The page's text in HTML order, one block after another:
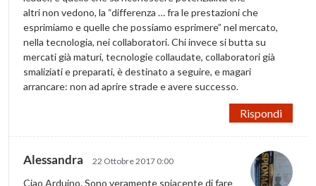
altri non vedono, la “differenza … fra le prestazioni che
esprimiamo e quelle che possiamo esprimere” nel mercato,
nella tecnologia, nei collaboratori. Chi invece si butta su
mercati già maturi, tecnologie collaudate, collaboratori già
smaliziati e preparati, è destinato a seguire, e magari
arrancare: non ad aprire strade e avere successo.
Rispondi
Alessandra 22 Ottobre 2017 0:00
Ciao Arduino. Sono veramente spiacente di fare